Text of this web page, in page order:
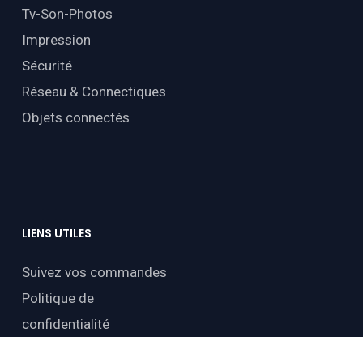
Tv-Son-Photos
Impression
Sécurité
Réseau & Connectiques
Objets connectés
LIENS UTILES
Suivez vos commandes
Politique de
confidentialité